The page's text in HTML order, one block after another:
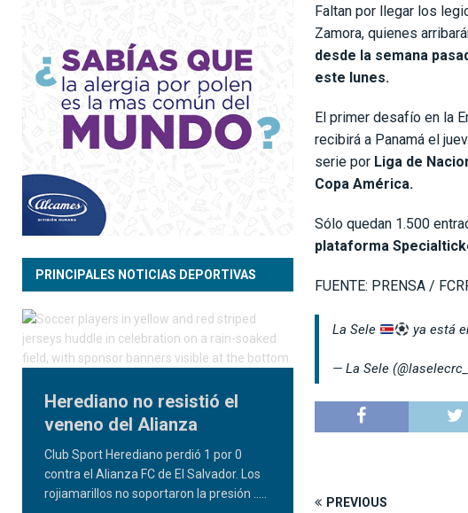
Faltan por llegar los
Zamora, quienes
desde la semana
este lunes.
El primer desafío en la
recibirá a Panamá el
serie por Liga de
Copa América.
Sólo quedan 1.500
plataforma
FUENTE: PRENSA /
La Sele ya está
— La Sele
PREVIOUS
PRINCIPALES NOTICIAS DEPORTIVAS
Herediano no resistió el
veneno del Alianza
Club Sport Herediano perdió 1 por 0
contra el Alianza FC de El Salvador. Los
rojiamarillos no soportaron la presión